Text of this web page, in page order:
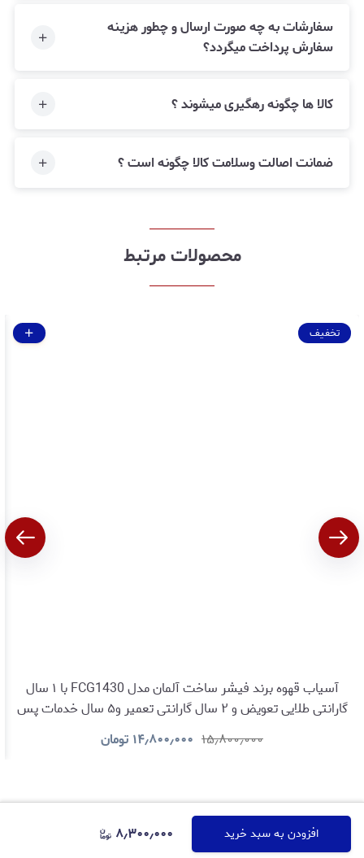
افزودن به سبد خرید ۸٫۳۰۰٫۰۰۰
سفارشات به چه صورت ارسال و چطور هزینه
سفارش پرداخت میگردد؟
کالا ها چگونه رهگیری میشوند ؟
ضمانت اصالت وسلامت کالا چگونه است ؟
محصولات مرتبط
تخفیف
آسیاب قهوه برند فیشر ساخت آلمان مدل FCG1430 با ۱ سال
گارانتی طلایی تعویض و ۲ سال گارانتی تعمیر و۵ سال خدمات پس
۱۵٫۸۰۰٫۰۰۰ ۱۴٫۸۰۰٫۰۰۰ تومان